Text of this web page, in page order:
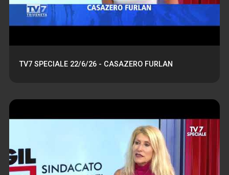
TV7 SPECIALE 22/6/26 - CASAZERO FURLAN